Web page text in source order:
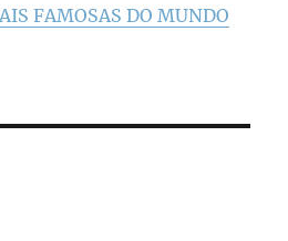
FAMOSAS DO MUNDO